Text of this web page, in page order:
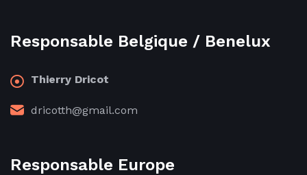
Responsable Belgique / Benelux
Thierry Dricot
dricotth@gmail.com
Responsable Europe